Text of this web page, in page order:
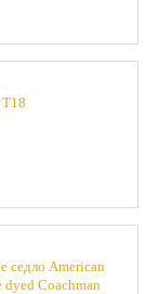
Т18
седло American
dyed Coachman